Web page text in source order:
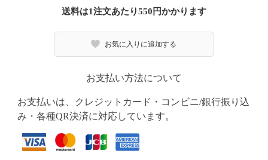
送料は1注文あたり550 円かかります
お気に入りに追加する
お支払い方法について
お支払いは、クレジットカード・コンビニ/銀行振り込
み・各種QR決済に対応しています。